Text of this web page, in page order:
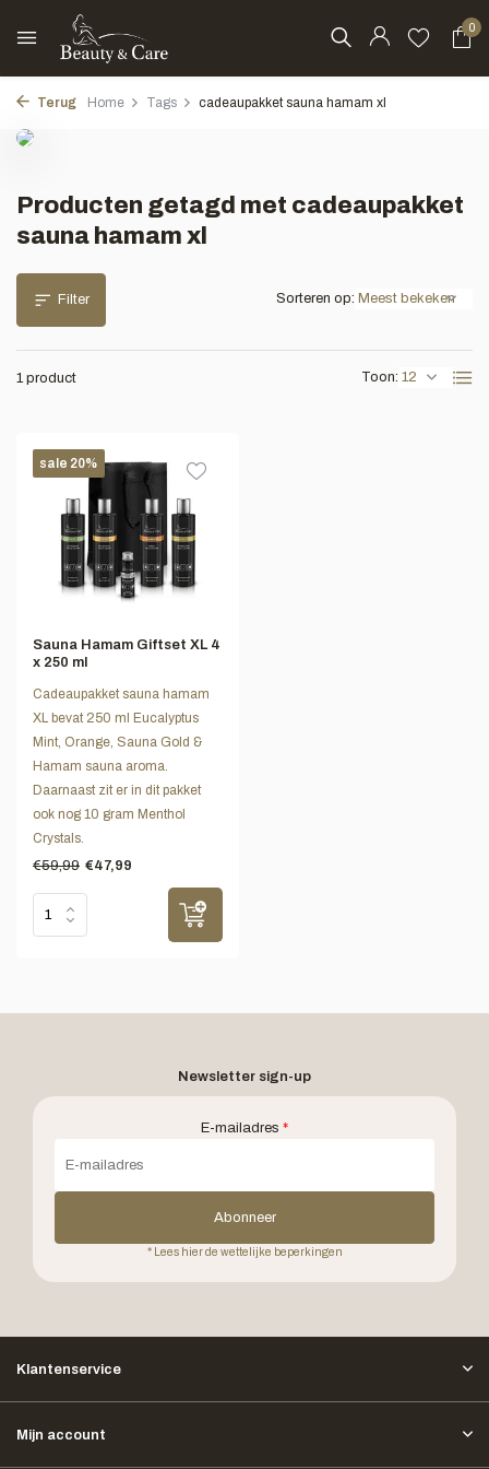
0
Terug Home Tags cadeaupakket sauna hamam xl
Producten getagd met cadeaupakket
sauna hamam xl
Filter
1 product Toon:
Sorteren op:
sale 20%
Sauna Hamam Giftset XL 4
x 250 ml
Cadeaupakket sauna hamam
XL bevat 250 ml Eucalyptus
Mint, Orange, Sauna Gold &
Hamam sauna aroma.
Daarnaast zit er in dit pakket
ook nog 10 gram Menthol
Crystals.
€59,99 €47,99
Newsletter sign-up
E-mailadres *
Abonneer
* Lees hier de wettelijke beperkingen
Klantenservice
Mijn account